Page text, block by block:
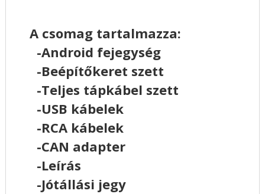
A csomag tartalmazza:
-Android fejegység
-Beépítőkeret szett
-Teljes tápkábel szett
-USB kábelek
-RCA kábelek
-CAN adapter
-Leírás
-Jótállási jegy